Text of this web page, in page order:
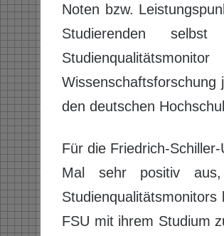
Noten bzw.
Studierenden
Wissenschaftsforschung
den deutschen
Für die Friedrich-
Mal sehr positiv
FSU mit ihrem Studium